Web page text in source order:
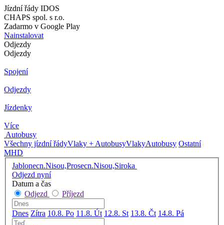
Jízdní řády IDOS
CHAPS spol. s r.o.
Zadarmo v Google Play
Nainstalovat
Odjezdy
Odjezdy
Spojení
Odjezdy
Jízdenky
Více
Autobusy
Všechny jízdní řádyVlaky + AutobusyVlakyAutobusy Ostatní
MHD
Jablonecn.Nisou,Prosecn.Nisou,Siroka
Odjezd nyní
Datum a čas
Odjezd
Příjezd
Dnes Zítra 10.8. Po 11.8. Út 12.8. St 13.8. Čt 14.8. Pá